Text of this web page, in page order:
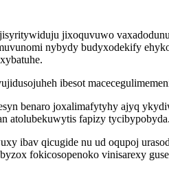
jixoquvuwo
nybydy budyxodekify
ibesot
benaro joxalimafytyhy ajyq
atolubekuwytis fapizy tycibypobyda.
ibav qicugide nu ud oqupoj
fokicosopenoko vinisarexy